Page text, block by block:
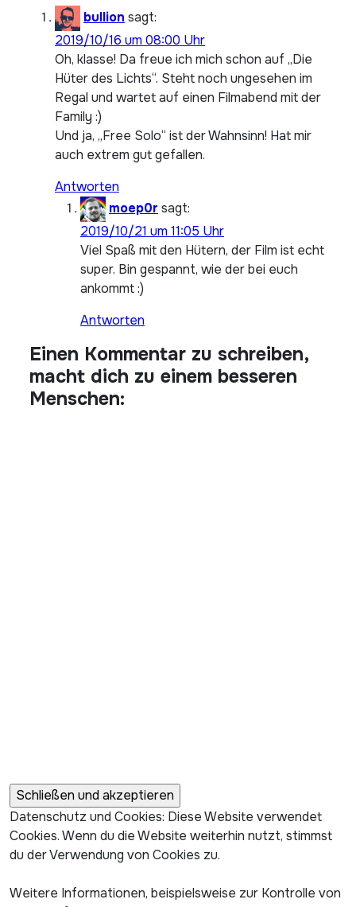
bullion sagt:
2019/10/16 um 08:00 Uhr
Oh, klasse! Da freue ich mich schon auf „Die
Hüter des Lichts“. Steht noch ungesehen im
Regal und wartet auf einen Filmabend mit der
Family :)
Und ja, „Free Solo“ ist der Wahnsinn! Hat mir
auch extrem gut gefallen.
Antworten
moep0r sagt:
2019/10/21 um 11:05 Uhr
Viel Spaß mit den Hütern, der Film ist echt
super. Bin gespannt, wie der bei euch
ankommt :)
Antworten
Einen Kommentar zu schreiben,
macht dich zu einem besseren
Menschen:
Datenschutz und Cookies: Diese Website verwendet
Cookies. Wenn du die Website weiterhin nutzt, stimmst
du der Verwendung von Cookies zu.
Weitere Informationen, beispielsweise zur Kontrolle von